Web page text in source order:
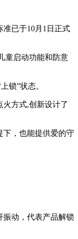
已于10月1日正式
童启动功能和防意
锁”状态。
方式,创新设计了
下，也能提供爱的守
振动，代表产品解锁